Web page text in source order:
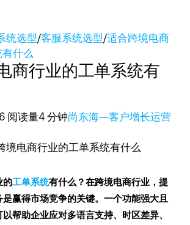
统选型/客服系统选型/适合跨境电商
什么
商行业的工单系统有
阅读量4 分钟尚东海—客户增长运营
的工单系统有什么？在跨境电商行业，提
赢得市场竞争的关键。一个功能强大且
帮助企业应对多语言支持、时区差异、